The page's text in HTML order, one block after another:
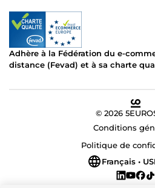
Adhère à la Fédération du e-
distance (Fevad) et à sa charte
© 2026
Conditions
Politique de
Français •